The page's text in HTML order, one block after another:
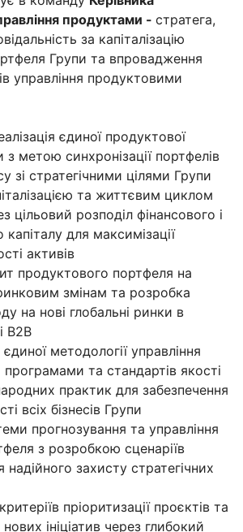
продуктами - стратега,
за капіталізацію
Групи та впровадження
управління продуктовими
єдиної продуктової
з метою синхронізації портфелів
зі стратегічними цілями Групи
та життєвим циклом
цільовий розподіл фінансового і
капіталу для максимізації
активів
продуктового портфеля на
змінам та розробка
на нові глобальні ринки в
B2B
методології управління
та стандартів якості
практик для забезпечення
всіх бізнесів Групи
прогнозування та управління
з розробкою сценаріїв
надійного захисту стратегічних
пріоритизації проєктів та
ініціатив через глибокий